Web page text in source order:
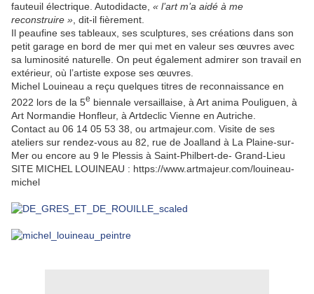
fauteuil électrique. Autodidacte, « l’art m’a aidé à me
reconstruire » , dit-il fièrement.
Il peaufine ses tableaux, ses sculptures, ses créations dans son
petit garage en bord de mer qui met en valeur ses œuvres avec
sa luminosité naturelle. On peut également admirer son travail en
extérieur, où l’artiste expose ses œuvres.
Michel Louineau a reçu quelques titres de reconnaissance en
2022 lors de la 5e biennale versaillaise, à Art anima Pouliguen, à
Art Normandie Honfleur, à Artdeclic Vienne en Autriche.
Contact au 06 14 05 53 38, ou artmajeur.com. Visite de ses
ateliers sur rendez-vous au 82, rue de Joalland à La Plaine-sur-
Mer ou encore au 9 le Plessis à Saint-Philbert-de- Grand-Lieu
SITE MICHEL LOUINEAU : https://www.artmajeur.com/louineau-
michel